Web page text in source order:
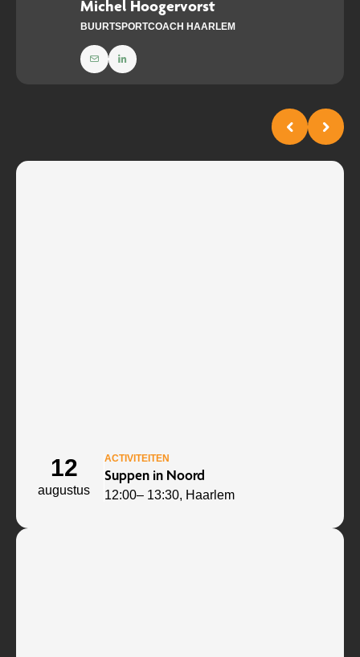
Michel Hoogervorst
BUURTSPORTCOACH HAARLEM
12
augustus
ACTIVITEITEN
Suppen in Noord
12:00– 13:30, Haarlem